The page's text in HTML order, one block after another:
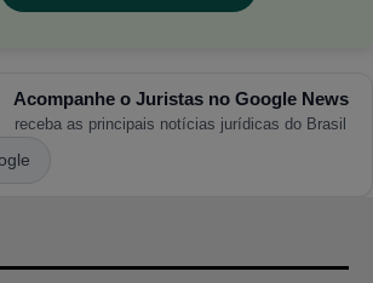
Acompanhe o Juristas no Google News
receba as principais notícias jurídicas do Brasil